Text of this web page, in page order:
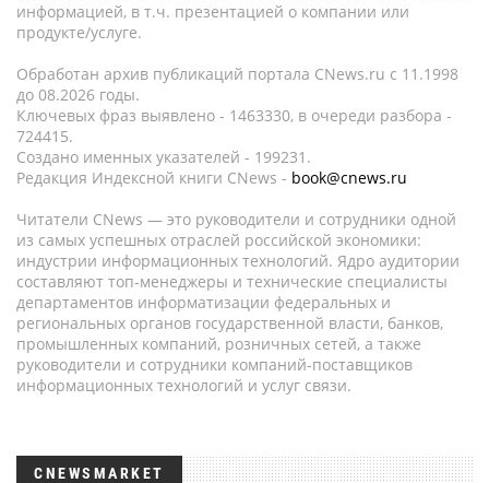
информацией, в т.ч. презентацией о компании или
продукте/услуге.
Обработан архив публикаций портала CNews.ru c 11.1998
до 08.2026 годы.
Ключевых фраз выявлено - 1463330, в очереди разбора -
724415.
Создано именных указателей - 199231.
Редакция Индексной книги CNews - book@cnews.ru
Читатели CNews — это руководители и сотрудники одной
из самых успешных отраслей российской экономики:
индустрии информационных технологий. Ядро аудитории
составляют топ-менеджеры и технические специалисты
департаментов информатизации федеральных и
региональных органов государственной власти, банков,
промышленных компаний, розничных сетей, а также
руководители и сотрудники компаний-поставщиков
информационных технологий и услуг связи.
CNEWSMARKET